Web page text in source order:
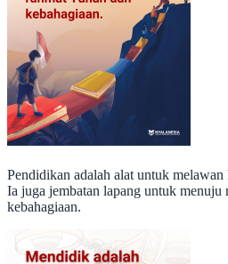
Pendidikan adalah alat untuk
Ia juga jembatan lapang untuk menuju
kebahagiaan.